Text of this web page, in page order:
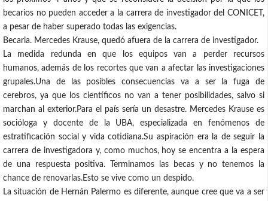
becarios no pueden acceder a la carrera de investigador del CONICET,
a pesar de haber superado todas las exigencias.
Becaria. Mercedes Krause, quedó afuera de la carrera de investigador.
La medida redunda en que los equipos van a perder recursos
humanos, además de los recortes que van a afectar las investigaciones
grupales.Una de las posibles consecuencias va a ser la fuga de
cerebros, ya que los científicos no van a tener posibilidades, salvo si
marchan al exterior.Para el país sería un desastre. Mercedes Krause es
socióloga y docente de la UBA, especializada en fenómenos de
estratificación social y vida cotidiana.Su aspiración era la de seguir la
carrera de investigadora y, como muchos, hoy se encentra a la espera
de una respuesta positiva. Terminamos las becas y no tenemos la
chance de renovarlas.Esto se vive como un despido.
La situación de Hernán Palermo es diferente, aunque cree que va a ser